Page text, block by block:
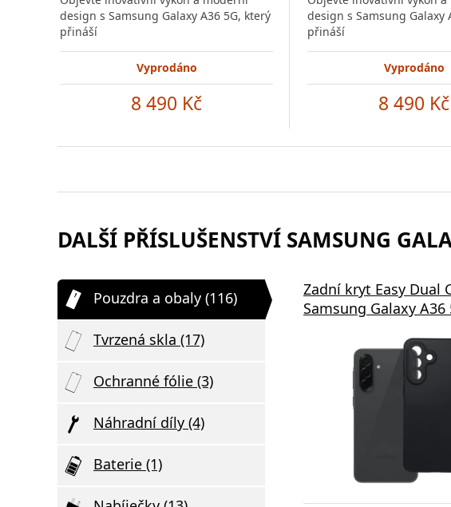
design s Samsung Galaxy A36 5G, který
přináší
Vyprodáno
8 490 Kč
design s Samsung Galaxy
přináší
Vyprodáno
8 490 Kč
DALŠÍ PŘÍSLUŠENSTVÍ SAMSUNG
Pouzdra a obaly (116)
Tvrzená skla (17)
Ochranné fólie (3)
Náhradní díly (4)
Baterie (1)
Zadní kryt Easy Dual
Samsung Galaxy A36